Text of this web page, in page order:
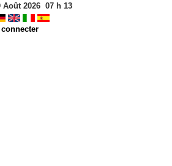
Août 2026 07h 13
connecter